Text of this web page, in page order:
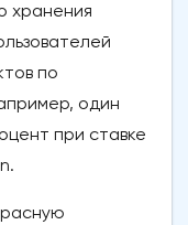
хранения
по
один
при ставке